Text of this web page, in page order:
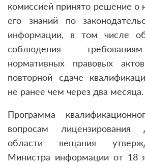
комиссией принято решение о
его знаний по
информации, в том числе
соблюдения
нормативных правовых
повторной сдаче
не ранее чем через два месяца.
Программа
вопросам лицензирования
области вещания
Министра информации от 18